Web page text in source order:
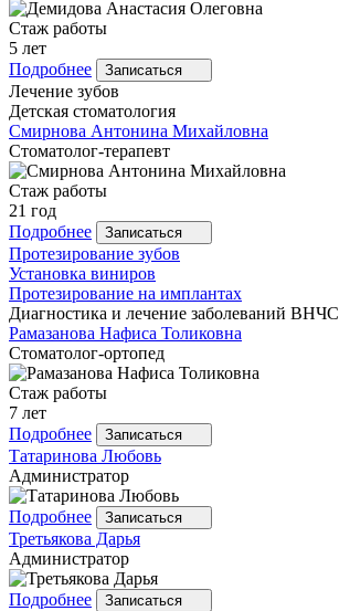
Стаж работы
5 лет
Подробнее
Записаться
Лечение зубов
Детская стоматология
Смирнова Антонина Михайловна
Стоматолог-терапевт
Стаж работы
21 год
Подробнее
Записаться
Протезирование зубов
Установка виниров
Протезирование на имплантах
Диагностика и лечение заболеваний ВНЧС
Рамазанова Нафиса Толиковна
Стоматолог-ортопед
Стаж работы
7 лет
Подробнее
Записаться
Татаринова Любовь
Администратор
Подробнее Записаться
Третьякова Дарья
Администратор
Подробнее Записаться